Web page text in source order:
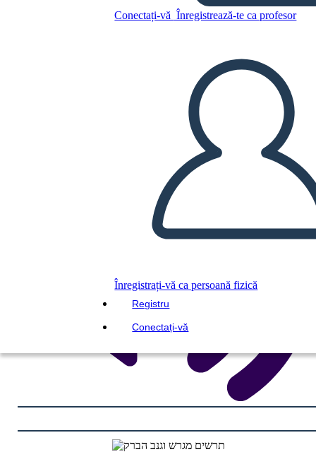
Conectați-vă Înregistrează-te ca profesor
Înregistrați-vă ca persoană fizică
Registru
Conectați-vă
REDAȚI PREZENTAREA DE DIAPOZITIVE
CITESTE-MI